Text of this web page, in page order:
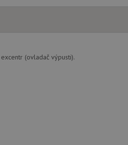
(ovladač výpusti).
k
Script.com